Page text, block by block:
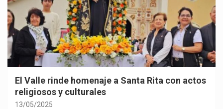
El Valle rinde homenaje a Santa Rita con actos
religiosos y culturales
13/05/2025